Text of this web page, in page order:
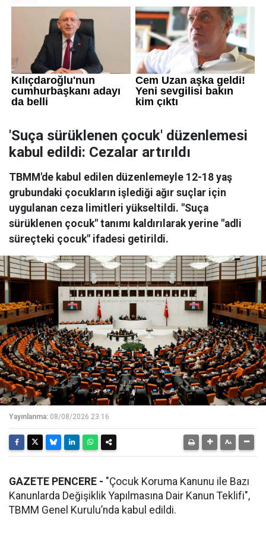
'Suça sürüklenen çocuk' düzenlemesi
kabul edildi: Cezalar artırıldı
TBMM'de kabul edilen düzenlemeyle 12-18 yaş
grubundaki çocukların işlediği ağır suçlar için
uygulanan ceza limitleri yükseltildi. "Suça
sürüklenen çocuk" tanımı kaldırılarak yerine "adli
süreçteki çocuk" ifadesi getirildi.
Yayınlanma: 08/08/2026 23:16
GAZETE PENCERE - "Çocuk Koruma Kanunu ile Bazı
Kanunlarda Değişiklik Yapılmasına Dair Kanun Teklifi",
TBMM Genel Kurulu’nda kabul edildi.